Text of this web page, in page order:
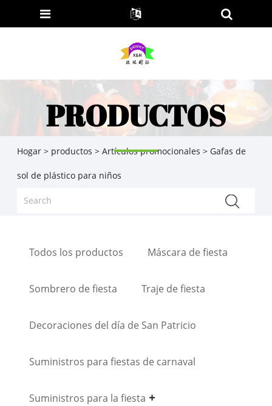
PRODUCTOS
Hogar > productos > Artículos promocionales > Gafas de
sol de plástico para niños
Todos los productos Máscara de fiesta
Sombrero de fiesta Traje de fiesta
Decoraciones del día de San Patricio
Suministros para fiestas de carnaval
Suministros para la fiesta